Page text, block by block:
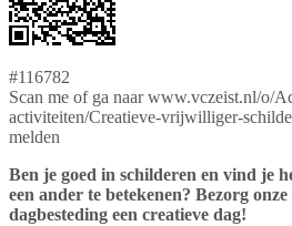
#116782
Scan me of ga naar www.vczeist.nl/o/
activiteiten/Creatieve-vrijwilliger-
melden
Ben je goed in schilderen en vind je
een ander te betekenen? Bezorg
dagbesteding een creatieve dag!